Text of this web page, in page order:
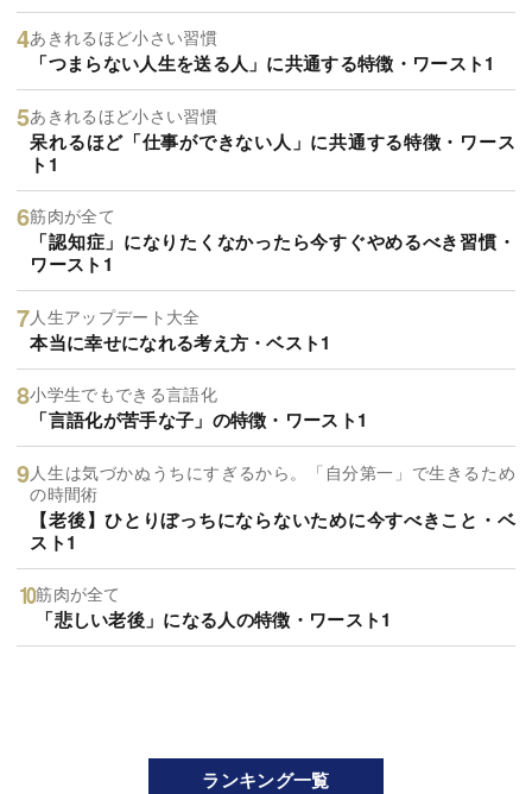
あきれるほど小さい習慣
「つまらない人生を送る人」に共通する特徴・ワースト1
あきれるほど小さい習慣
呆れるほど「仕事ができない人」に共通する特徴・ワース
ト1
筋肉が全て
「認知症」になりたくなかったら今すぐやめるべき習慣・
ワースト1
人生アップデート大全
本当に幸せになれる考え方・ベスト1
小学生でもできる言語化
「言語化が苦手な子」の特徴・ワースト1
人生は気づかぬうちにすぎるから。「自分第一」で生きるため
の時間術
【老後】ひとりぼっちにならないために今すべきこと・ベ
スト1
筋肉が全て
「悲しい老後」になる人の特徴・ワースト1
ランキング一覧